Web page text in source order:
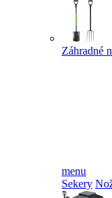
Záhradné
menu
Sekery